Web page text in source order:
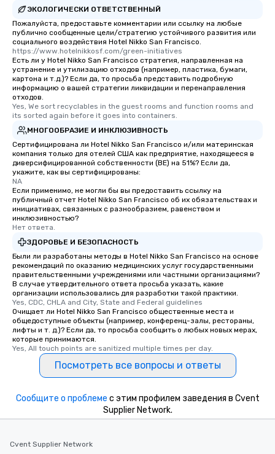
ЭКОЛОГИЧЕСКИ ОТВЕТСТВЕННЫЙ
Пожалуйста, предоставьте комментарии или ссылку на любые
публично сообщенные цели/стратегию устойчивого развития или
социального воздействия Hotel Nikko San Francisco.
https://www.hotelnikkosf.com/green-initiatives
Есть ли у Hotel Nikko San Francisco стратегия, направленная на
устранение и утилизацию отходов (например, пластика, бумаги,
картона и т.д.)? Если да, то просьба представить подробную
информацию о вашей стратегии ликвидации и перенаправления
отходов.
Yes, We sort recyclables in the guest rooms and function rooms and
its sorted again before it goes into containers.
МНОГООБРАЗИЕ И ИНКЛЮЗИВНОСТЬ
Сертифицирована ли Hotel Nikko San Francisco и/или материнская
компания только для отелей США как предприятие, находящееся в
диверсифицированной собственности (BE) на 51%? Если да,
укажите, как вы сертифицированы:
NA
Если применимо, не могли бы вы предоставить ссылку на
публичный отчет Hotel Nikko San Francisco об их обязательствах и
инициативах, связанных с разнообразием, равенством и
инклюзивностью?
Нет ответа.
ЗДОРОВЬЕ И БЕЗОПАСНОСТЬ
Были ли разработаны методы в Hotel Nikko San Francisco на основе
рекомендаций по оказанию медицинских услуг государственными
правительственными учреждениями или частными организациями?
В случае утвердительного ответа просьба указать, какие
организации использовались для разработки такой практики.
Yes, CDC, CHLA and City, State and Federal guidelines
Очищает ли Hotel Nikko San Francisco общественные места и
общедоступные объекты (например, конференц-залы, рестораны,
лифты и т. д.)? Если да, то просьба сообщить о любых новых мерах,
которые принимаются.
Yes, All touch points are sanitized multiple times per day.
Посмотреть все вопросы и ответы
Сообщите о проблеме с этим профилем заведения в Cvent
Supplier Network.
Cvent Supplier Network